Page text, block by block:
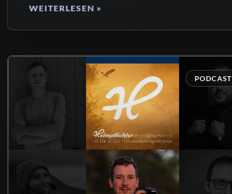
WEITERLESEN »
PODCAST